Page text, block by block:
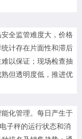
全监管难度大，价格
计存在片面性和滞后
以保证；现场检查抽
但透明度低，推进优
化管理。每日产生于
子秤的运行状态和消